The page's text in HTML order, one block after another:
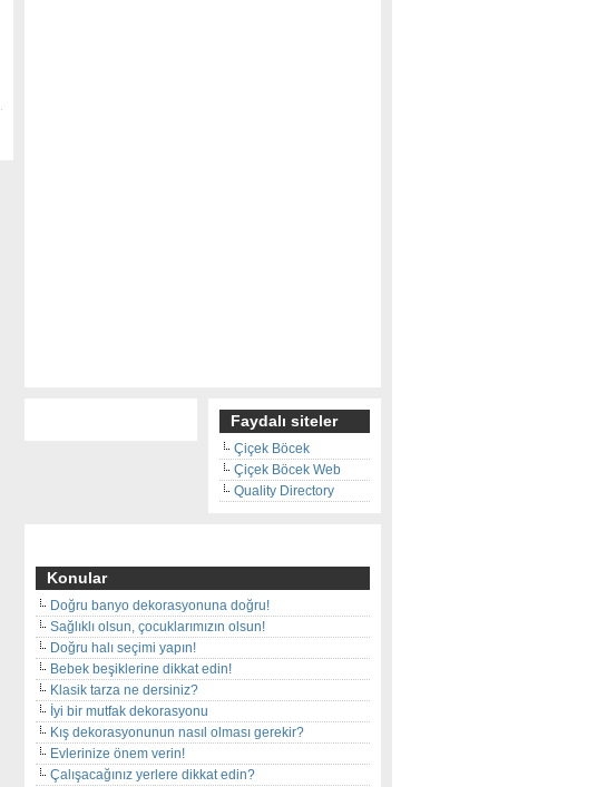
Faydalı siteler
Çiçek Böcek
Çiçek Böcek Web
Quality Directory
Konular
Doğru banyo dekorasyonuna doğru!
Sağlıklı olsun, çocuklarımızın olsun!
Doğru halı seçimi yapın!
Bebek beşiklerine dikkat edin!
Klasik tarza ne dersiniz?
İyi bir mutfak dekorasyonu
Kış dekorasyonunun nasıl olması gerekir?
Evlerinize önem verin!
Çalışacağınız yerlere dikkat edin?